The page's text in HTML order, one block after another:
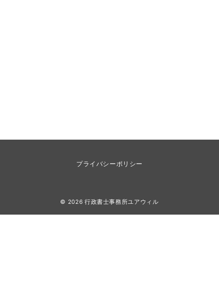
プライバシーポリシー
© 2026 行政書士事務所ユアウィル